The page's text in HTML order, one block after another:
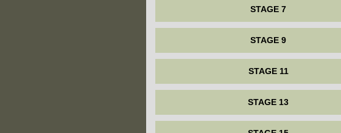
STAGE 7
STAGE 9
STAGE 11
STAGE 13